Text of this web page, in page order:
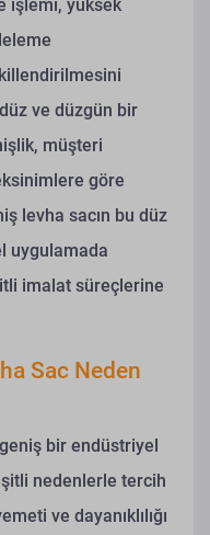
işlemi, yüksek
ve düzgün bir
müşteri
göre
levha sacın bu düz
uygulamada
imalat süreçlerine
Sac Neden
bir endüstriyel
nedenlerle tercih
ve dayanıklılığı